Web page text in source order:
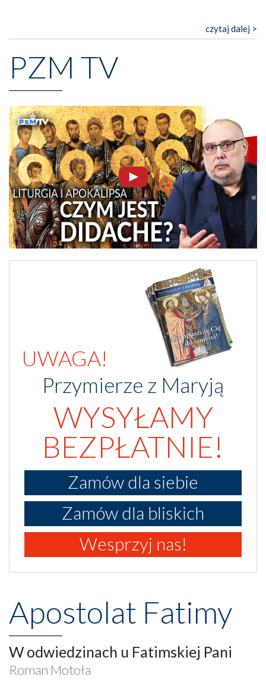
czytaj dalej >
PZM TV
UWAGA!
Przymierze z Maryją
WYSYŁAMY
BEZPŁATNIE!
Zamów dla siebie
Zamów dla bliskich
Wesprzyj nas!
Apostolat Fatimy
W odwiedzinach u Fatimskiej Pani
Roman Motoła